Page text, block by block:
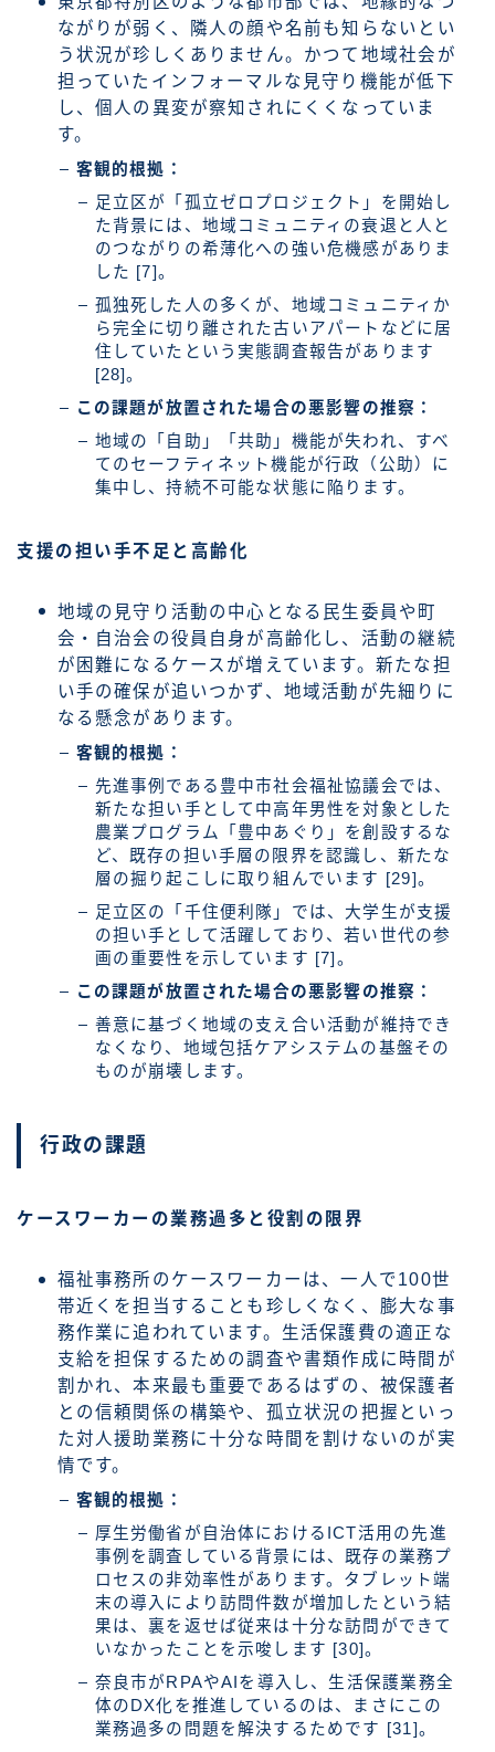
ながりが弱く、隣人の顔や名前も知らないとい
う状況が珍しくありません。かつて地域社会が
担っていたインフォーマルな見守り機能が低下
し、個人の異変が察知されにくくなっていま
す。
客観的根拠：
足立区が「孤立ゼロプロジェクト」を開始し
た背景には、地域コミュニティの衰退と人と
のつながりの希薄化への強い危機感がありま
した [7]。
孤独死した人の多くが、地域コミュニティか
ら完全に切り離された古いアパートなどに居
住していたという実態調査報告があります
[28]。
この課題が放置された場合の悪影響の推察：
地域の「自助」「共助」機能が失われ、すべ
てのセーフティネット機能が行政（公助）に
集中し、持続不可能な状態に陥ります。
支援の担い手不足と高齢化
地域の見守り活動の中心となる民生委員や町
会・自治会の役員自身が高齢化し、活動の継続
が困難になるケースが増えています。新たな担
い手の確保が追いつかず、地域活動が先細りに
なる懸念があります。
客観的根拠：
先進事例である豊中市社会福祉協議会では、
新たな担い手として中高年男性を対象とした
農業プログラム「豊中あぐり」を創設するな
ど、既存の担い手層の限界を認識し、新たな
層の掘り起こしに取り組んでいます [29]。
足立区の「千住便利隊」では、大学生が支援
の担い手として活躍しており、若い世代の参
画の重要性を示しています [7]。
この課題が放置された場合の悪影響の推察：
善意に基づく地域の支え合い活動が維持でき
なくなり、地域包括ケアシステムの基盤その
ものが崩壊します。
行政の課題
ケースワーカーの業務過多と役割の限界
福祉事務所のケースワーカーは、一人で100世
帯近くを担当することも珍しくなく、膨大な事
務作業に追われています。生活保護費の適正な
支給を担保するための調査や書類作成に時間が
割かれ、本来最も重要であるはずの、被保護者
との信頼関係の構築や、孤立状況の把握といっ
た対人援助業務に十分な時間を割けないのが実
情です。
客観的根拠：
厚生労働省が自治体におけるICT活用の先進
事例を調査している背景には、既存の業務プ
ロセスの非効率性があります。タブレット端
末の導入により訪問件数が増加したという結
果は、裏を返せば従来は十分な訪問ができて
いなかったことを示唆します [30]。
奈良市がRPAやAIを導入し、生活保護業務全
体のDX化を推進しているのは、まさにこの
業務過多の問題を解決するためです [31]。